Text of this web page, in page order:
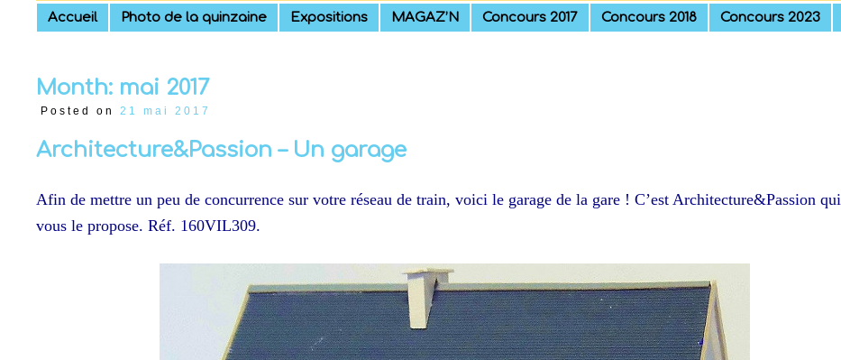
Skip
to
Accueil Photo de la quinzaine Expositions MAGAZ’N Concours 2017 Concours 2018 Concours 2023
Month: mai 2017
Posted on 21 mai 2017
Architecture&Passion – Un garage
Afin de mettre un peu de concurrence sur votre réseau de train, voici le garage de la gare ! C’est Architecture&Passion qui
vous le propose. Réf. 160VIL309.